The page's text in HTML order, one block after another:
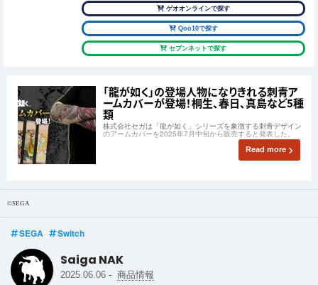
ゲオオンラインで探す
Qoo10で探す
セブンネットで探す
「龍が如く」の登場人物になりきれる刺青ア
ームカバーが登場！桐生、春日、真島など5種
類
株式会社セガは「龍が如く」シリーズを象徴する刺青デザイン
のアームカバーを2025年7月中旬から販売すると発表した。
Read more
©SEGA
SEGA Switch
Saiga NAK
2025.06.06 - 商品情報